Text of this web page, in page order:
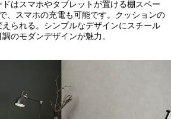
はスマホやタブレットが置ける棚スペー
、スマホの充電も可能です。クッションの
られる。シンプルなデザインにスチール
のモダンデザインが魅力。